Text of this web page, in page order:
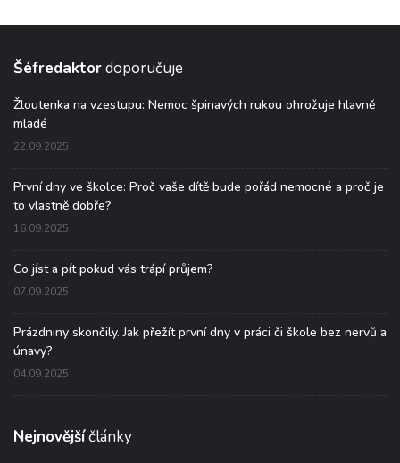
Šéfredaktordoporučuje
Žloutenka na vzestupu: Nemoc špinavých rukou ohrožuje hlavně
mladé
22.09.2025
První dny ve školce: Proč vaše dítě bude pořád nemocné a proč je
to vlastně dobře?
16.09.2025
Co jíst a pít pokud vás trápí průjem?
07.09.2025
Prázdniny skončily. Jak přežít první dny v práci či škole bez nervů a
únavy?
04.09.2025
Nejnovějšíčlánky